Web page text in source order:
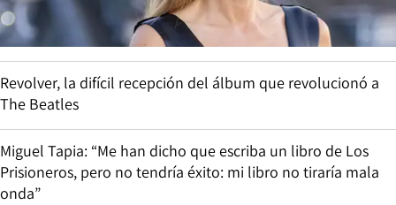
Revolver, la difícil recepción del álbum que revolucionó a
The Beatles
Miguel Tapia: “Me han dicho que escriba un libro de Los
Prisioneros, pero no tendría éxito: mi libro no tiraría mala
onda”